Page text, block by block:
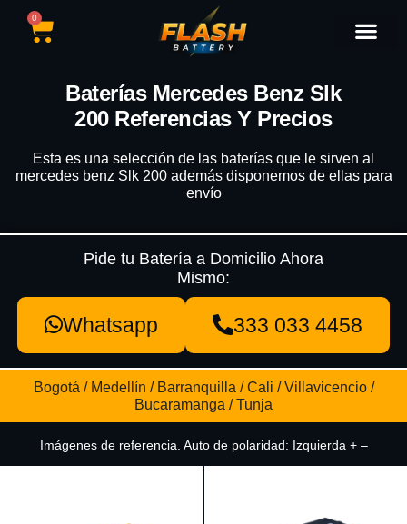
0
Baterías Mercedes Benz Slk
200 Referencias Y Precios
Esta es una selección de las baterías que le sirven al
mercedes benz Slk 200 además disponemos de ellas para
envío
Pide tu Batería a Domicilio Ahora
Mismo:
Whatsapp 333 033 4458
Bogotá / Medellín / Barranquilla / Cali / Villavicencio /
Bucaramanga / Tunja
Imágenes de referencia. Auto de polaridad: Izquierda + –